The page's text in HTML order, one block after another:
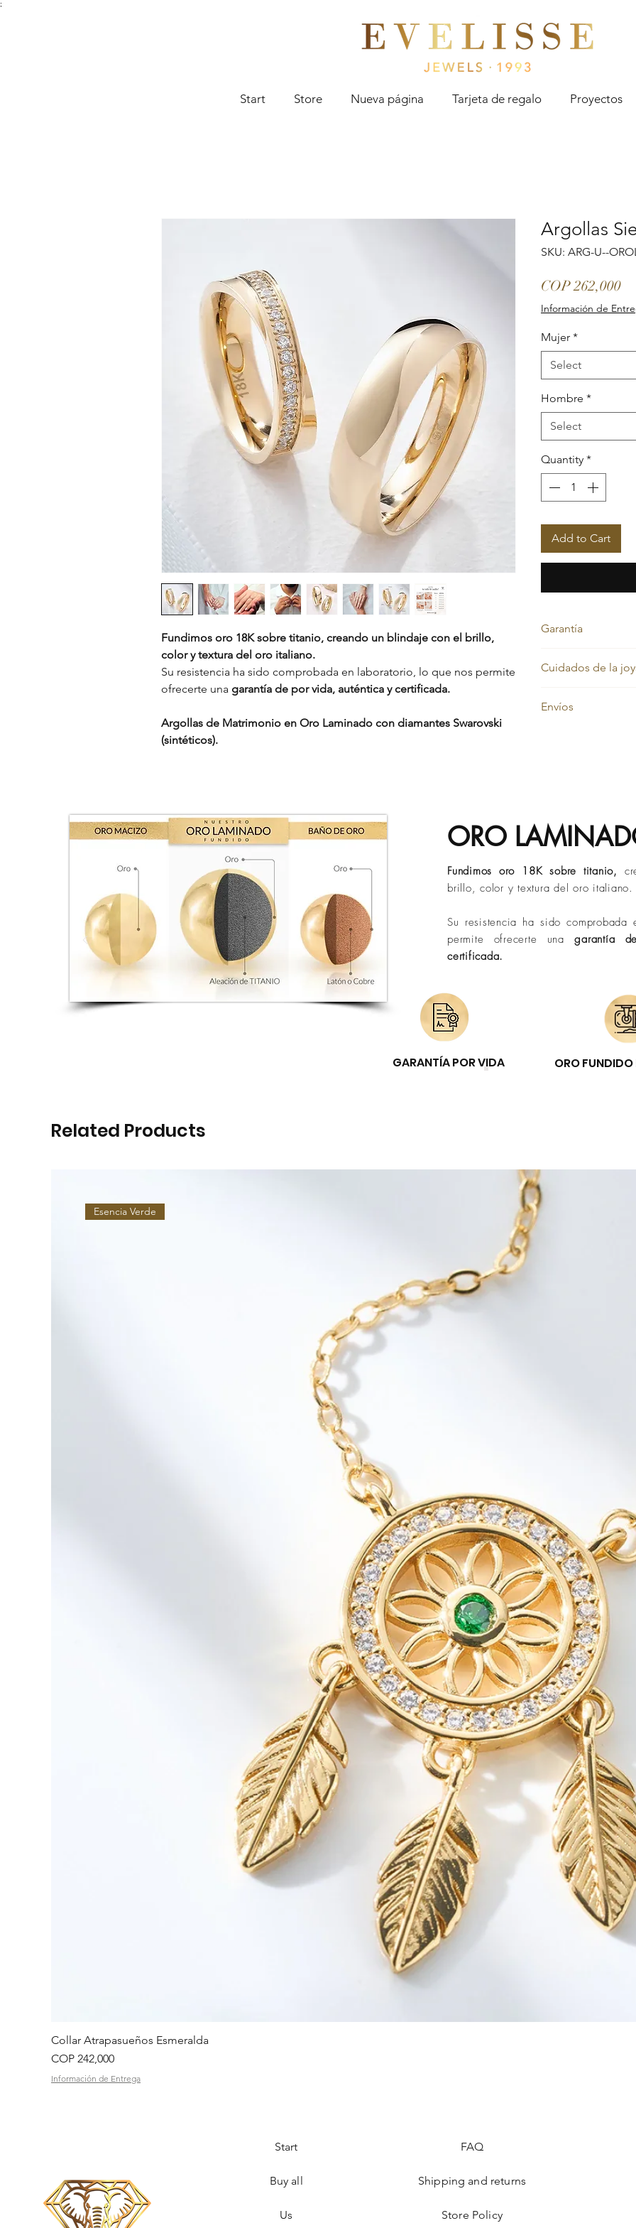
;
Evelisse Jewels
Start Store Nueva página Tarjeta de regalo Proyectos
Fundimos oro 18K sobre titanio, creando un blindaje con el brillo,
color y textura del oro italiano.
Su resistencia ha sido comprobada en laboratorio, lo que nos permite
ofrecerte una garantía de por vida, auténtica y certificada.
Argollas de Matrimonio en Oro Laminado con diamantes Swarovski
(sintéticos).
Argollas
SKU: ARG-U--
COP 262,000
Información de
Mujer *
Select
Hombre *
Select
Quantity *
Add to Cart
Garantía
por eso cada pieza
Además, cuentas
cubre:
Cuidados de la
siempre su color
Envíos
Otros destinos:
Políticas de
de operación o
ORO
Fundimos oro 18K sobre titanio,
brillo, color y textura del oro italiano.
Su resistencia ha sido
permite ofrecerte unagarantía
certificada.
GARANTÍA POR VIDA ORO
Related Products
Esencia Verde
Collar Atrapasueños Esmeralda
Price
COP 242,000
Información de Entrega
Start
Buy all
Us
FAQ
Shipping and returns
Store Policy